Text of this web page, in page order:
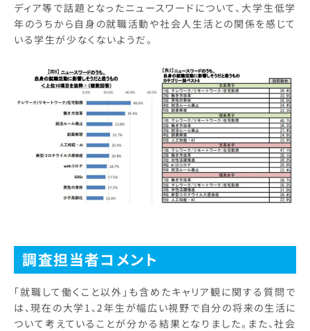
ディア等で話題となったニュースワードについて、大学生低学
年のうちから自身の就職活動や社会人生活との関係を感じて
いる学生が少なくないようだ。
調査担当者コメント
「就職して働くこと以外」も含めたキャリア観に関する質問で
は、現在の大学1、2年生が幅広い視野で自分の将来の生活に
ついて考えていることが分かる結果となりました。また、社会